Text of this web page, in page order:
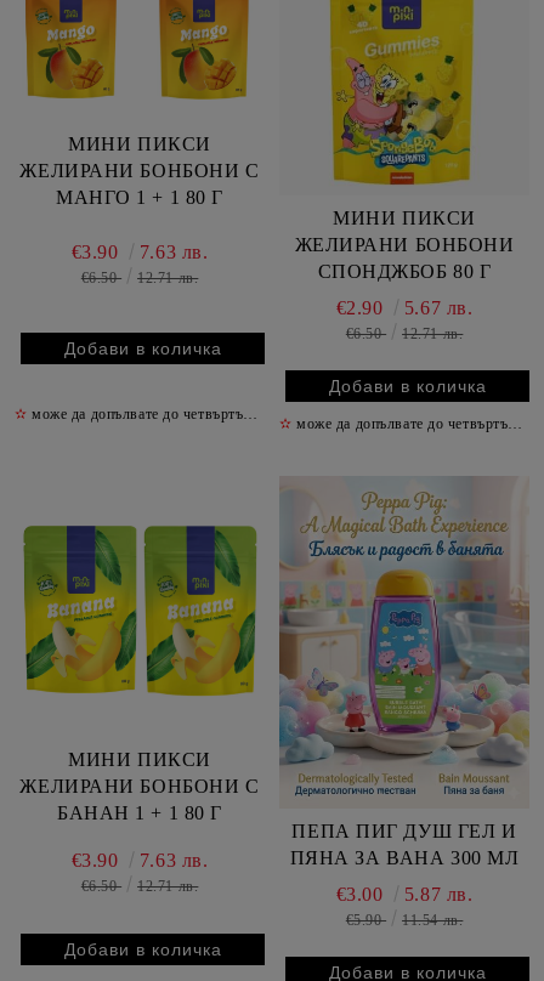
МИНИ ПИКСИ
ЖЕЛИРАНИ БОНБОНИ С
МАНГО 1 + 1 80 Г
€3.90 7.63 лв.
€6.50 12.71 лв.
✫ може да допълвате до четвъртък включително
МИНИ ПИКСИ
ЖЕЛИРАНИ БОНБОНИ
СПОНДЖБОБ 80 Г
€2.90
5.67 лв.
€6.50 12.71 лв.
✫ може да допълвате до четвъртък включително
МИНИ ПИКСИ
ЖЕЛИРАНИ БОНБОНИ С
БАНАН 1 + 1 80 Г
€3.90 7.63 лв.
€6.50 12.71 лв.
ПЕПА ПИГ ДУШ ГЕЛ И
ПЯНА ЗА ВАНА 300 МЛ
€3.00
5.87 лв.
€5.90 11.54 лв.